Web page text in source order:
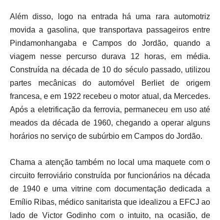
Além disso, logo na entrada há uma rara automotriz
movida a gasolina, que transportava passageiros entre
Pindamonhangaba e Campos do Jordão, quando a
viagem nesse percurso durava 12 horas, em média.
Construída na década de 10 do século passado, utilizou
partes mecânicas do automóvel Berliet de origem
francesa, e em 1922 recebeu o motor atual, da Mercedes.
Após a eletrificação da ferrovia, permaneceu em uso até
meados da década de 1960, chegando a operar alguns
horários no serviço de subúrbio em Campos do Jordão.
Chama a atenção também no local uma maquete com o
circuito ferroviário construída por funcionários na década
de 1940 e uma vitrine com documentação dedicada a
Emílio Ribas, médico sanitarista que idealizou a EFCJ ao
lado de Victor Godinho com o intuito, na ocasião, de